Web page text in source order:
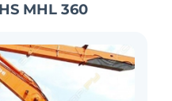
MHL 360